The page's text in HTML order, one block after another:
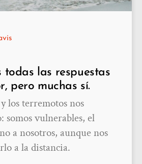
todas las respuestas
pero muchas sí.
los terremotos nos
somos vulnerables, el
a nosotros, aunque nos
a la distancia.